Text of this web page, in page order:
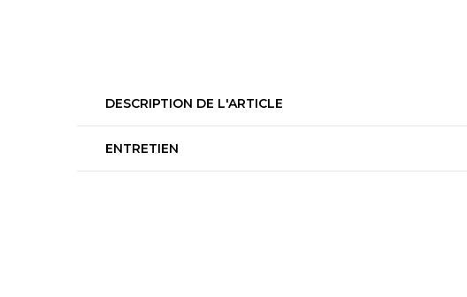
DESCRIPTION DE L'ARTICLE
ENTRETIEN